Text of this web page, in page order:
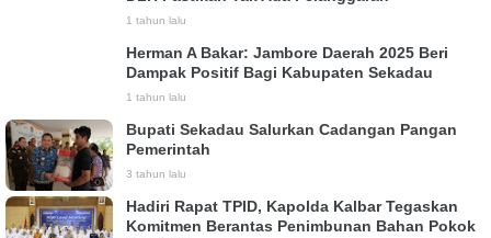
1 tahun lalu
Herman A Bakar: Jambore Daerah 2025 Beri
Dampak Positif Bagi Kabupaten Sekadau
1 tahun lalu
Bupati Sekadau Salurkan Cadangan Pangan
Pemerintah
3 tahun lalu
Hadiri Rapat TPID, Kapolda Kalbar Tegaskan
Komitmen Berantas Penimbunan Bahan Pokok